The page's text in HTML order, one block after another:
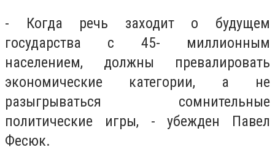
- Когда речь заходит о будущем
государства с 45- миллионным
населением, должны превалировать
экономические категории, а не
разыгрываться сомнительные
политические игры, - убежден Павел
Фесюк.